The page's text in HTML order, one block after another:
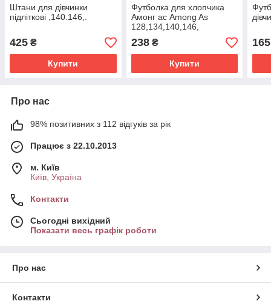
Штани для дівчинки
підліткові ,140.146,.
425 ₴
Купити
Футболка для хлопчика
Амонг ас Among As
128,134,140,146,
238₴
Купити
165
Про нас
98% позитивних з 112 відгуків за рік
Працює з 22.10.2013
м. Київ
Київ, Україна
Контакти
Сьогодні вихідний
Показати весь графік роботи
Про нас
Контакти